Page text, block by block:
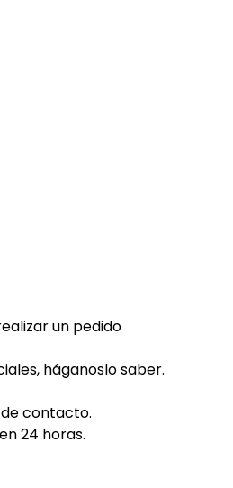
un pedido
háganoslo saber.
contacto.
24 horas.